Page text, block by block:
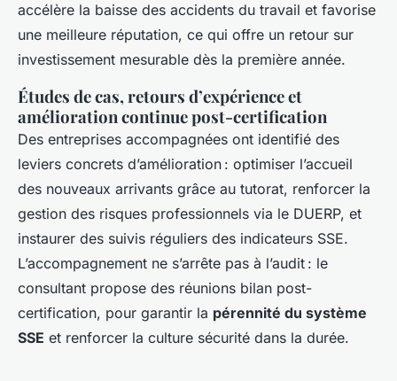
accélère la baisse des accidents du travail et favorise
une meilleure réputation, ce qui offre un retour sur
investissement mesurable dès la première année.
Études de cas, retours d’expérience et
amélioration continue post-certification
Des entreprises accompagnées ont identifié des
leviers concrets d’amélioration : optimiser l’accueil
des nouveaux arrivants grâce au tutorat, renforcer la
gestion des risques professionnels via le DUERP, et
instaurer des suivis réguliers des indicateurs SSE.
L’accompagnement ne s’arrête pas à l’audit : le
consultant propose des réunions bilan post-
certification, pour garantir la pérennité du système
SSE et renforcer la culture sécurité dans la durée.